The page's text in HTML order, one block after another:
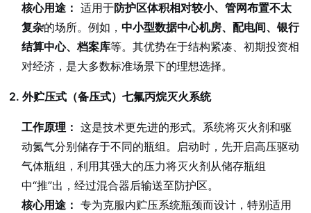
核心用途： 适用于防护区体积相对较小、管网布置不太
复杂的场所。例如，中小型数据中心机房、配电间、银行
结算中心、档案库等。其优势在于结构紧凑、初期投资相
对经济，是大多数标准场景下的理想选择。
2. 外贮压式（备压式）七氟丙烷灭火系统
工作原理： 这是技术更先进的形式。系统将灭火剂和驱
动氮气分别储存于不同的瓶组。启动时，先开启高压驱动
气体瓶组，利用其强大的压力将灭火剂从储存瓶组
中“推”出，经过混合器后输送至防护区。
核心用途： 专为克服内贮压系统瓶颈而设计，特别适用